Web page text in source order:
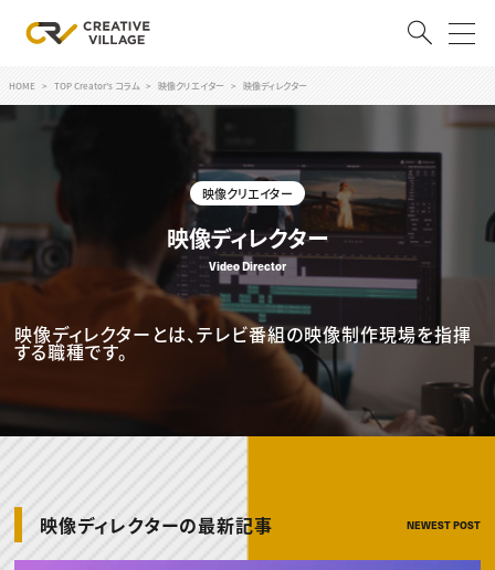
RECRUIT
クリエイター求人を探す
CREATIVE JOB求人検索
特集求人
採用説明会
転職支援サービス
CONTENTS
スキルアップしたい！
スキルアップしたい！ トップ
動画配信・映像制作
編集・ライティング
マーケティング
ディレクション
TOP Creator’s コラム トップ
Webクリエイター
アプリクリエイター
ゲームクリエイター
セミナー
HOME TOP Creator's コラム 映像クリエイター 映像ディレクター
映像クリエイター
映像ディレクター
Video Director
映像ディレクターとは、テレビ番組の映像制作現場を指揮
する職種です。
映像ディレクターの最新記事 NEWEST POST